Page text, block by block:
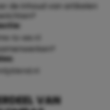
VAN
de inhoud van artikelen
to-we.nl